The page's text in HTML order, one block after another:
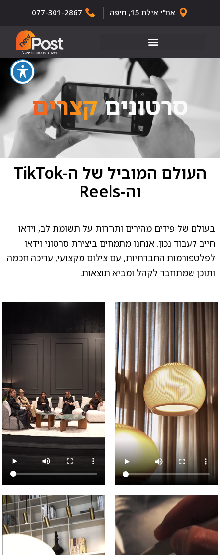
אח"י אילת 15, חיפה 077-301-2867
סרטוניםקצרים
העולם המוביל של ה-TikTok
וה-Reels
בעולם של פידים מהירים ותחרות על תשומת לב, וידאו
חייב לעבוד נכון. אנחנו מתמחים ביצירת סרטוני וידאו
לפלטפורמות החברתיות, עם צילום מקצועי, עריכה חכמה
ותוכן שמתחבר לקהל ומביא תוצאות.